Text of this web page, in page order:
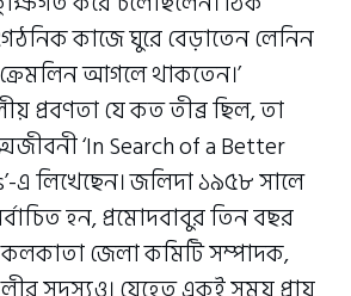
কাজে ঘুরে বেড়াতেন লেনিন
ক্রেমলিন আগলে থাকতেন।’
প্রবণতা যে কত তীব্র ছিল, তা
‘In Search of a Better
এ লিখেছেন। জলিদা ১৯৫৮ সালে
হন, প্রমোদবাবুর তিন বছর
জেলা কমিটি সম্পাদক,